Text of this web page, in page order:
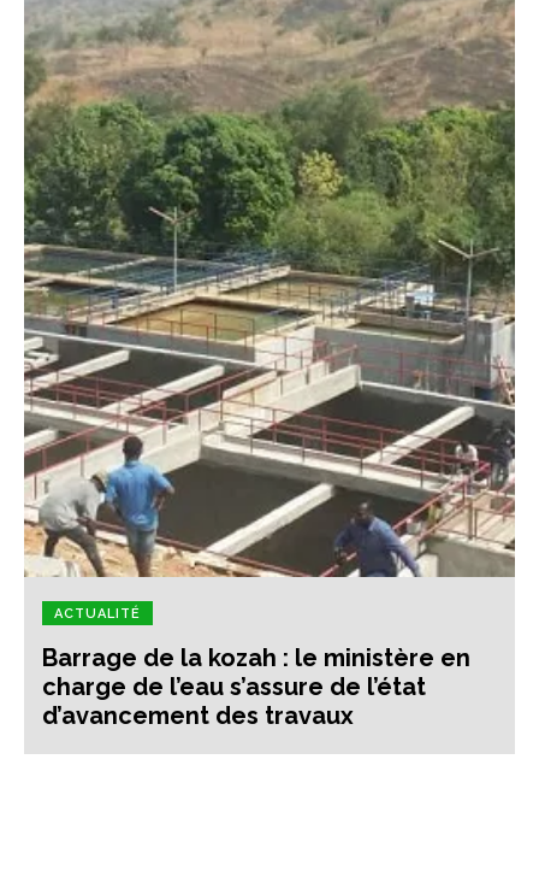
ACTUALITÉ
Barrage de la kozah : le ministère en
charge de l’eau s’assure de l’état
d’avancement des travaux